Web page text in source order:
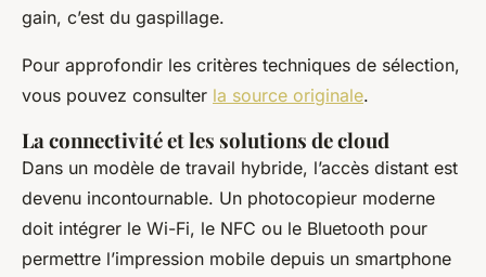
gain, c’est du gaspillage.
Pour approfondir les critères techniques de sélection,
vous pouvez consulter la source originale.
La connectivité et les solutions de cloud
Dans un modèle de travail hybride, l’accès distant est
devenu incontournable. Un photocopieur moderne
doit intégrer le Wi-Fi, le NFC ou le Bluetooth pour
permettre l’impression mobile depuis un smartphone